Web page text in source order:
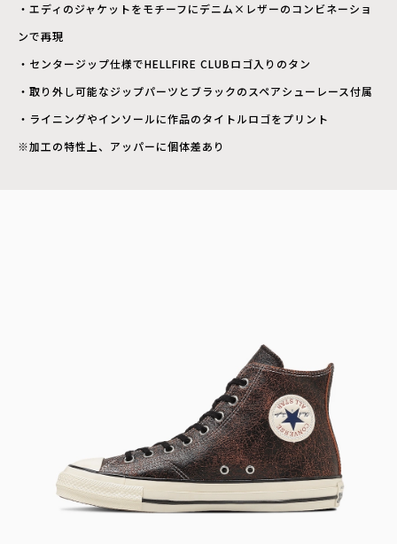
・エディのジャケットをモチーフにデニム×レザーのコンビネーショ
ンで再現
・センタージップ仕様でHELLFIRE CLUBロゴ入りのタン
・取り外し可能なジップパーツとブラックのスペアシューレース付属
・ライニングやインソールに作品のタイトルロゴをプリント
※加工の特性上、アッパーに個体差あり